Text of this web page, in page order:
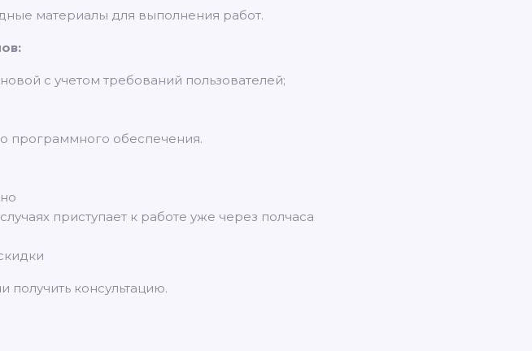
материалы для выполнения работ.
с учетом требований пользователей;
программного обеспечения.
приступает к работе уже через полчаса
получить консультацию.